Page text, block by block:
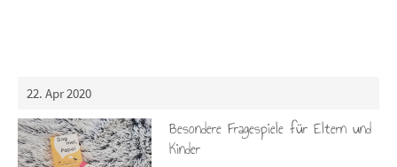
22. Apr 2020
Besondere Fragespiele für Eltern und
Kinder